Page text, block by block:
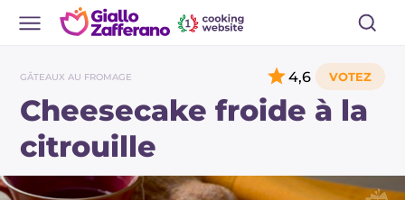
GÂTEAUX AU FROMAGE
Cheesecake froide à la
citrouille
4,6